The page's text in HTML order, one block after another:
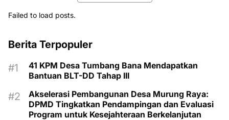
Failed to load posts.
Berita Terpopuler
41 KPM Desa Tumbang Bana Mendapatkan
Bantuan BLT-DD Tahap III
Akselerasi Pembangunan Desa Murung Raya:
DPMD Tingkatkan Pendampingan dan Evaluasi
Program untuk Kesejahteraan Berkelanjutan